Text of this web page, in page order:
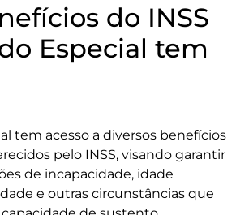
do INSS
Especial tem
tem acesso a diversos benefícios
pelo INSS, visando garantir
de incapacidade, idade
e outras circunstâncias que